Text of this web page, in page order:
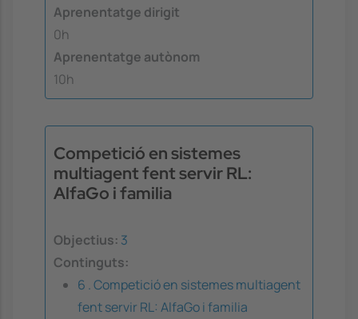
Aprenentatge dirigit
0h
Aprenentatge autònom
10h
Competició en sistemes
multiagent fent servir RL:
AlfaGo i familia
Objectius: 3
Continguts:
6 . Competició en sistemes multiagent
fent servir RL: AlfaGo i familia